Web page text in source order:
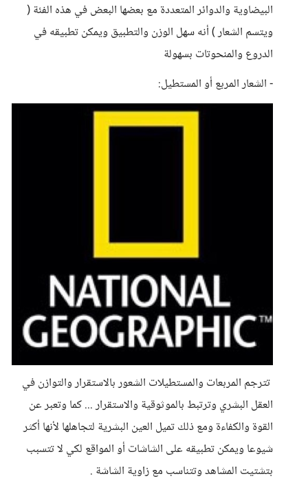
البيضاوية والدوائر المتعددة مع بعضها البعض في هذه الفئة (
ويتسم الشعار ) أنه سهل الوزن والتطبيق ويمكن تطبيقه في
الدروع والمنحوتات بسهولة
- الشعار المربع أو المستطيل:
تترجم المربعات والمستطيلات الشعور بالاستقرار والتوازن في
العقل البشري وترتبط بالموثوقية والاستقرار ... كما وتعبر عن
القوة والكفاءة ومع ذلك تميل العين البشرية لتجاهلها لأنها أكثر
شيوعا ويمكن تطبيقه على الشاشات أو المواقع لكي لا تتسبب
بتشتيت المشاهد وتتناسب مع زاوية الشاشة .